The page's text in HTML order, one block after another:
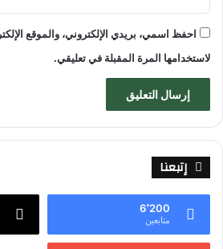
احفظ اسمي، بريدي الإلكتروني، والموقع
لاستخدامها المرة المقبلة في تعليقي.
إتبعنا
6٬200
متابعين